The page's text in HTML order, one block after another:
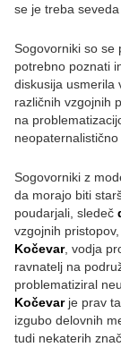
se je treba
Sogovorniki so se
potrebno poznati
diskusija usmerila
različnih vzgojnih
na
Sogovorniki z
da morajo biti
poudarjali, sledeč
vzgojnih
Kočevar, vodja
ravnatelj na
problematiziral
Kočevarje prav
izgubo delovnih
tudi nekaterih